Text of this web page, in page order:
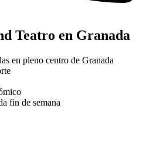
Teatro en Granada
en pleno centro de Granada
fin de semana